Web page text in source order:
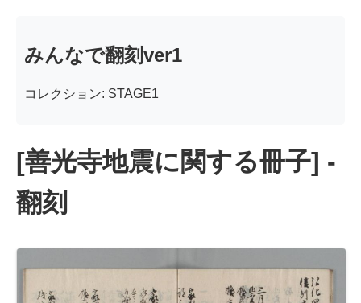
みんなで翻刻ver1
コレクション: STAGE1
[善光寺地震に関する冊子] -
翻刻